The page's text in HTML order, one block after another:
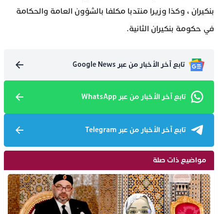
بنكيران ، وكذا وزيرا منتدبا مكلفا بالشؤون العامة والحكامة
في حكومة بنكيران الثانية.
تابع آخر الأخبار من عبر Google News
تابع آخر الأخبار من عبر WhatsApp
تابع آخر الأخبار من عبر Telegram
مواضيع ذات صلة